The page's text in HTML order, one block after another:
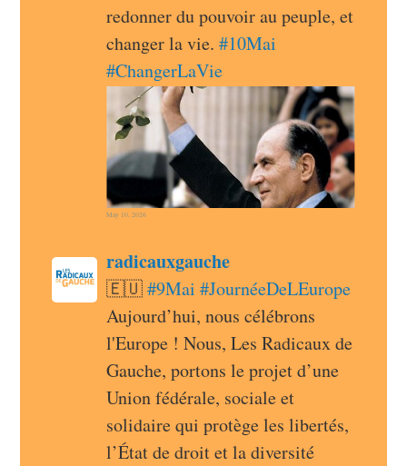
redonner du pouvoir au peuple, et
changer la vie. #10Mai
#ChangerLaVie
May 10, 2026
radicauxgauche avatar
radicauxgauchepost
🇪🇺 #9Mai #JournéeDeLEurope
Aujourd’hui, nous célébrons
l'Europe ! Nous, Les Radicaux de
Gauche, portons le projet d’une
Union fédérale, sociale et
solidaire qui protège les libertés,
l’État de droit et la diversité